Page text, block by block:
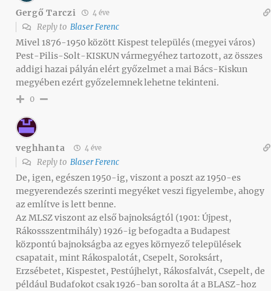
Gergő Tarczi 4 éve
Reply to Blaser Ferenc
Mivel 1876-1950 között Kispest település (megyei város)
Pest-Pilis-Solt-KISKUN vármegyéhez tartozott, az összes
addigi hazai pályán elért győzelmet a mai Bács-Kiskun
megyében ezért győzelemnek lehetne tekinteni.
0
veghhanta 4 éve
Reply to Blaser Ferenc
De, igen, egészen 1950-ig, viszont a poszt az 1950-es
megyerendezés szerinti megyéket veszi figyelembe, ahogy
az említve is lett benne.
Az MLSZ viszont az első bajnokságtól (1901: Újpest,
Rákossszentmihály) 1926-ig befogadta a Budapest
központú bajnokságba az egyes környező települések
csapatait, mint Rákospalotát, Csepelt, Soroksárt,
Erzsébetet, Kispestet, Pestújhelyt, Rákosfalvát, Csepelt, de
például Budafokot csak 1926-ban sorolta át a BLASZ-hoz